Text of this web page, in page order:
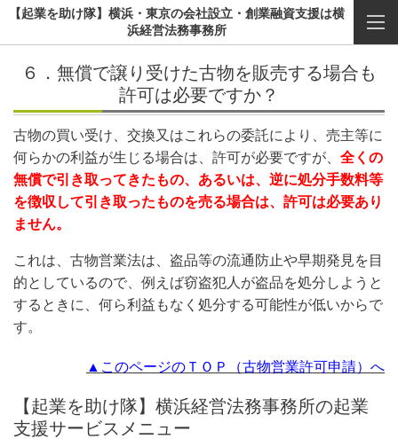
【起業を助け隊】横浜・東京の会社設立・創業融資支援は横
浜経営法務事務所
６．無償で譲り受けた古物を販売する場合も
許可は必要ですか？
古物の買い受け、交換又はこれらの委託により、売主等に
何らかの利益が生じる場合は、許可が必要ですが、 全くの
無償で引き取ってきたもの、あるいは、逆に処分手数料等
を徴収して引き取ったものを売る場合は、許可は必要あり
ません。
これは、古物営業法は、盗品等の流通防止や早期発見を目
的としているので、例えば窃盗犯人が盗品を処分しようと
するときに、何ら利益もなく処分する可能性が低いからで
す。
▲このページのＴＯＰ（古物営業許可申請）へ
【起業を助け隊】横浜経営法務事務所の起業
支援サービスメニュー